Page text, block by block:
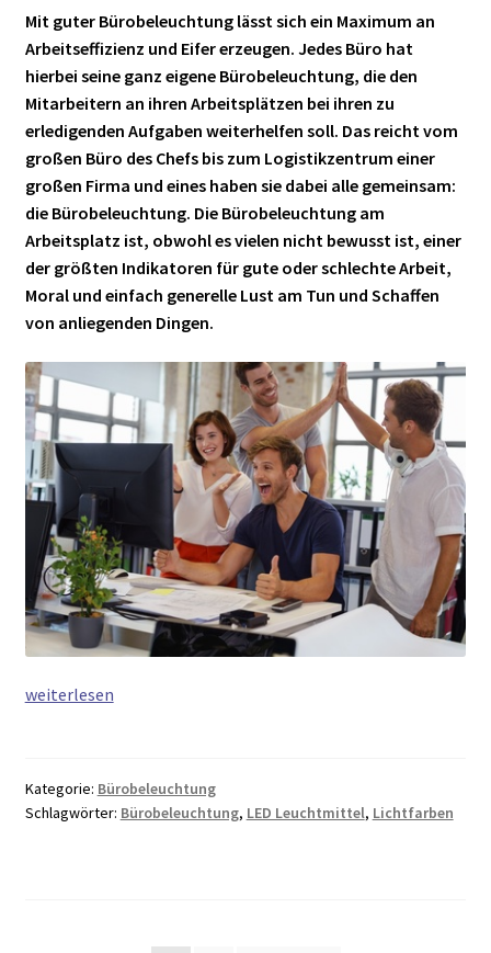
Mit guter Bürobeleuchtung lässt sich ein Maximum an
Arbeitseffizienz und Eifer erzeugen. Jedes Büro hat
hierbei seine ganz eigene Bürobeleuchtung, die den
Mitarbeitern an ihren Arbeitsplätzen bei ihren zu
erledigenden Aufgaben weiterhelfen soll. Das reicht vom
großen Büro des Chefs bis zum Logistikzentrum einer
großen Firma und eines haben sie dabei alle gemeinsam:
die Bürobeleuchtung. Die Bürobeleuchtung am
Arbeitsplatz ist, obwohl es vielen nicht bewusst ist, einer
der größten Indikatoren für gute oder schlechte Arbeit,
Moral und einfach generelle Lust am Tun und Schaffen
von anliegenden Dingen.
Bürobeleuchtung:
Arbeitsplatz
weiterlesen
Kategorie: Bürobeleuchtung
Schlagwörter: Bürobeleuchtung, LED Leuchtmittel, Lichtfarben